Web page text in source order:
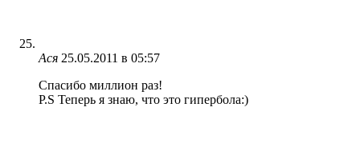
Ася 25.05.2011 в 05:57
Спасибо миллион раз!
P.S Теперь я знаю, что это гипербола:)